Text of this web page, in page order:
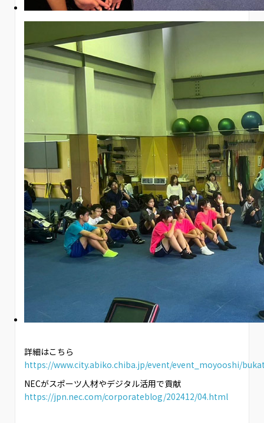
詳細はこちら
https://www.city.abiko.chiba.jp/event/event_moyooshi/
NECがスポーツ人材やデジタル活用で貢献
https://jpn.nec.com/corporateblog/202412/04.html